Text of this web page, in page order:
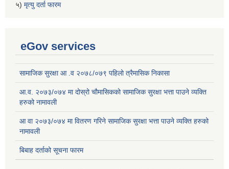
५) मृत्यु दर्ता फारम
eGov services
सामाजिक सुरक्षा आ .व २०७८/०७९ पहिलो त्रैमासिक निकासा
आ.व. २०७३/०७४ मा दोस्रो चौमासिकको सामाजिक सुरक्षा भत्ता पाउने व्यक्ति
हरुको नामावली
आ वा २०७३/०७४ मा वितरण गरिने सामाजिक सुरक्षा भत्ता पाउने व्यक्ति हरुको
नामावली
बिबाह दर्ताको सूचना फारम